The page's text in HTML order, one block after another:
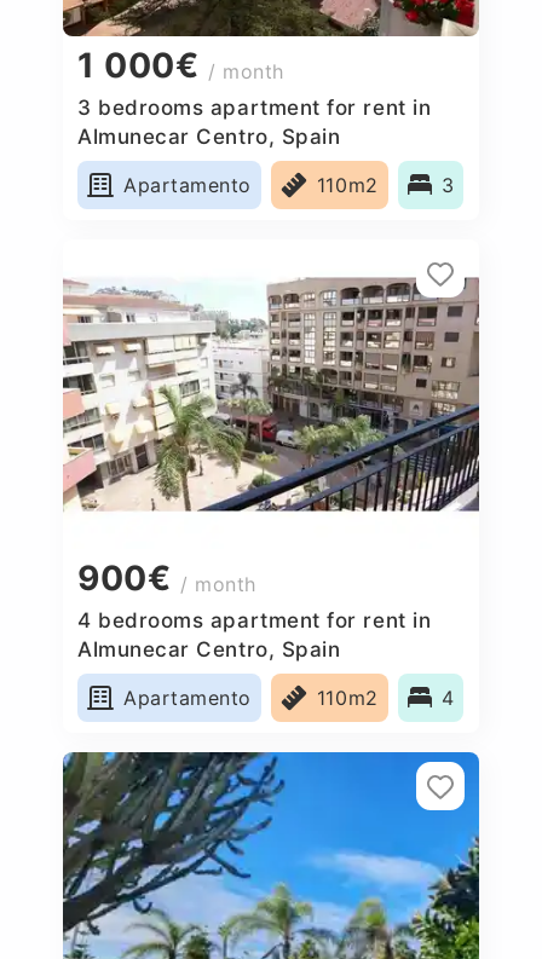
1 000€ / month
3 bedrooms apartment for rent in
Almunecar Centro, Spain
Apartamento
110m2 3
900€ / month
4 bedrooms apartment for rent in
Almunecar Centro, Spain
Apartamento
110m2 4